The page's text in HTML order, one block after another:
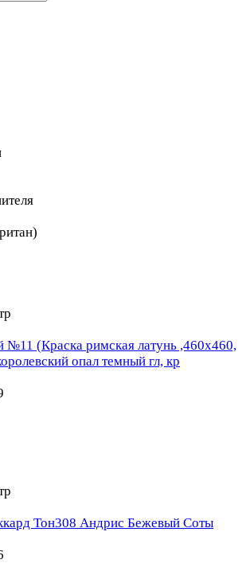
№11 (Краска римская латунь ,460х460,
опал темный гл, кр
Тон308 Андрис Бежевый Соты